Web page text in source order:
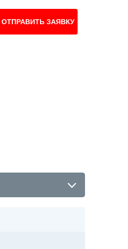
ОТПРАВИТЬ ЗАЯВКУ